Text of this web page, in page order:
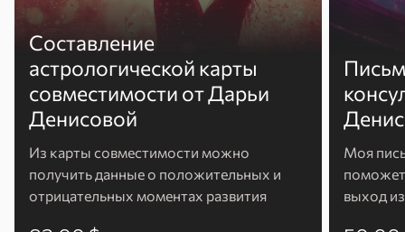
внутреннюю динамику, которая его создаёт.
После консультации люди говорят: «Я
наконец поняла, почему у меня это
повторяется — и что с этим делать.»
Составление
астрологической карты
совместимости от Дарьи
Денисовой
Из карты совместимости можно
получить данные о положительных и
отрицательных моментах развития
Моя
выход